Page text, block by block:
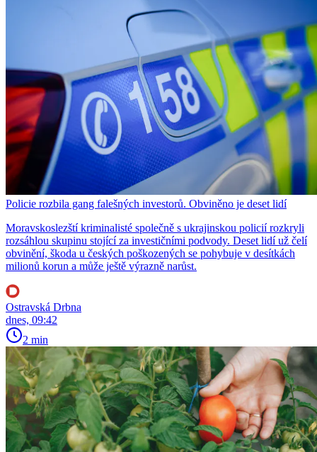
Policie rozbila gang falešných investorů. Obviněno je deset lidí
Moravskoslezští kriminalisté společně s ukrajinskou policií rozkryli
rozsáhlou skupinu stojící za investičními podvody. Deset lidí už čelí
obvinění, škoda u českých poškozených se pohybuje v desítkách
milionů korun a může ještě výrazně narůst.
Ostravská Drbna
dnes, 09:42
2 min